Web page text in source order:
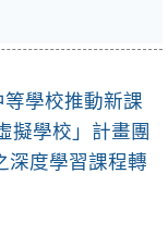
等學校推動新課
擬學校」計畫團
深度學習課程轉